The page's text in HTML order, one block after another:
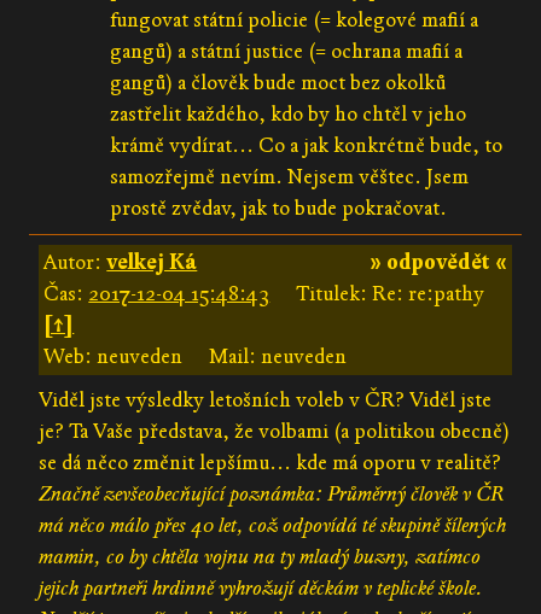
fungovat státní policie (= kolegové mafií a
gangů) a státní justice (= ochrana mafií a
gangů) a člověk bude moct bez okolků
zastřelit každého, kdo by ho chtěl v jeho
krámě vydírat... Co a jak konkrétně bude, to
samozřejmě nevím. Nejsem věštec. Jsem
prostě zvědav, jak to bude pokračovat.
» odpovědět «
Autor:velkej Ká
Čas: 2017-12-04 15:48:43
Titulek: Re: re:pathy
[↑]
Web: neuveden
Mail: neuveden
Viděl jste výsledky letošních voleb v ČR? Viděl jste
je? Ta Vaše představa, že volbami (a politikou obecně)
se dá něco změnit lepšímu... kde má oporu v realitě?
Značně zevšeobecňující poznámka: Průměrný člověk v ČR
má něco málo přes 40 let, což odpovídá té skupině šílených
mamin, co by chtěla vojnu na ty mladý buzny, zatímco
jejich partneři hrdinně vyhrožují děckám v teplické škole.